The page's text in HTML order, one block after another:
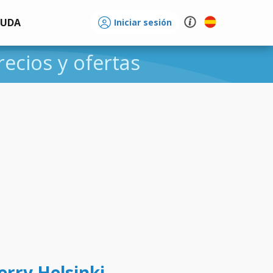
Iniciar sesión
y ofertas